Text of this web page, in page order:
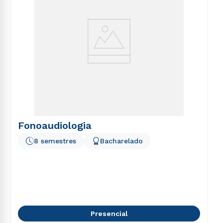
Fonoaudiologia
8 semestres Bacharelado
Presencial